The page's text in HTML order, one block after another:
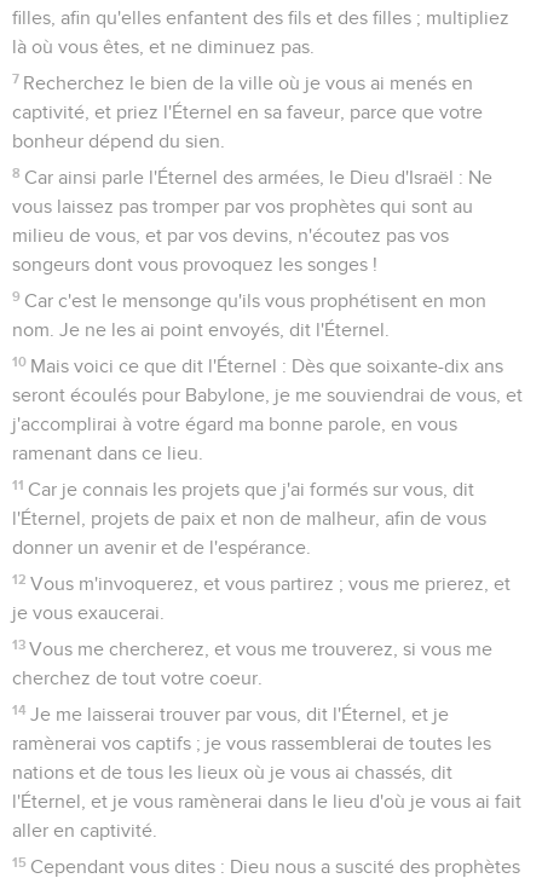
filles, afin qu'elles enfantent des fils et des filles ; multipliez
là où vous êtes, et ne diminuez pas.
7 Recherchez le bien de la ville où je vous ai menés en
captivité, et priez l'Éternel en sa faveur, parce que votre
bonheur dépend du sien.
8 Car ainsi parle l'Éternel des armées, le Dieu d'Israël : Ne
vous laissez pas tromper par vos prophètes qui sont au
milieu de vous, et par vos devins, n'écoutez pas vos
songeurs dont vous provoquez les songes !
9 Car c'est le mensonge qu'ils vous prophétisent en mon
nom. Je ne les ai point envoyés, dit l'Éternel.
10 Mais voici ce que dit l'Éternel : Dès que soixante-dix ans
seront écoulés pour Babylone, je me souviendrai de vous, et
j'accomplirai à votre égard ma bonne parole, en vous
ramenant dans ce lieu.
11 Car je connais les projets que j'ai formés sur vous, dit
l'Éternel, projets de paix et non de malheur, afin de vous
donner un avenir et de l'espérance.
12 Vous m'invoquerez, et vous partirez ; vous me prierez, et
je vous exaucerai.
13 Vous me chercherez, et vous me trouverez, si vous me
cherchez de tout votre coeur.
14 Je me laisserai trouver par vous, dit l'Éternel, et je
ramènerai vos captifs ; je vous rassemblerai de toutes les
nations et de tous les lieux où je vous ai chassés, dit
l'Éternel, et je vous ramènerai dans le lieu d'où je vous ai fait
aller en captivité.
15 Cependant vous dites : Dieu nous a suscité des prophètes